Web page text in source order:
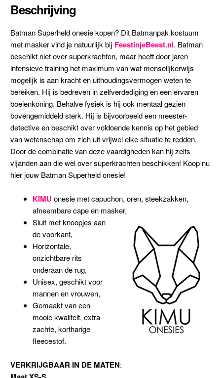
Beschrijving
Batman Superheld onesie kopen? Dit Batmanpak kostuum
met masker vind je natuurlijk bij FeestinjeBeest.nl. Batman
beschikt niet over superkrachten, maar heeft door jaren
intensieve training het maximum van wat menselijkerwijs
mogelijk is aan kracht en uithoudingsvermogen weten te
bereiken. Hij is bedreven in zelfverdediging en een ervaren
boeienkoning. Behalve fysiek is hij ook mentaal gezien
bovengemiddeld sterk. Hij is bijvoorbeeld een meester-
detective en beschikt over voldoende kennis op het gebied
van wetenschap om zich uit vrijwel elke situatie te redden.
Door de combinatie van deze vaardigheden kan hij zelfs
vijanden aan die wel over superkrachten beschikken! Koop nu
hier jouw Batman Superheld onesie!
KIMU onesie met capuchon, oren, steekzakken,
afneembare cape en masker,
Sluit met knoopjes aan
de voorkant,
Horizontale,
onzichtbare rits
onderaan de rug,
Unisex, geschikt voor
mannen en vrouwen,
Gemaakt van een
mooie kwaliteit, extra
zachte, kortharige
fleecestof.
VERKRIJGBAAR IN DE MATEN: